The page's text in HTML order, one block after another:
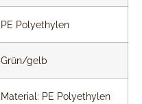
PE Polyethylen
Grün/gelb
Material: PE Polyethylen